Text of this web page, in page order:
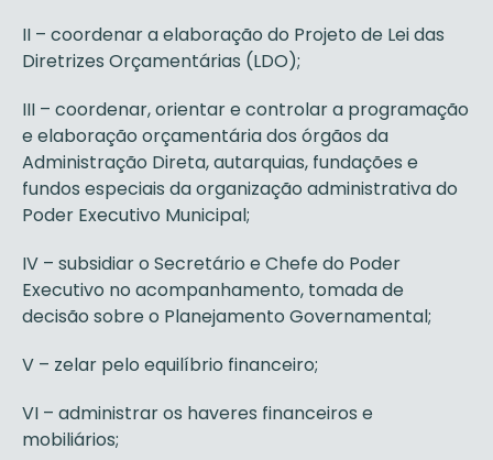
II – coordenar a elaboração do Projeto de Lei das
Diretrizes Orçamentárias (LDO);
III – coordenar, orientar e controlar a programação
e elaboração orçamentária dos órgãos da
Administração Direta, autarquias, fundações e
fundos especiais da organização administrativa do
Poder Executivo Municipal;
IV – subsidiar o Secretário e Chefe do Poder
Executivo no acompanhamento, tomada de
decisão sobre o Planejamento Governamental;
V – zelar pelo equilíbrio financeiro;
VI – administrar os haveres financeiros e
mobiliários;